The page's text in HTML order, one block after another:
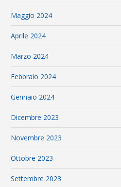
Maggio 2024
Aprile 2024
Marzo 2024
Febbraio 2024
Gennaio 2024
Dicembre 2023
Novembre 2023
Ottobre 2023
Settembre 2023